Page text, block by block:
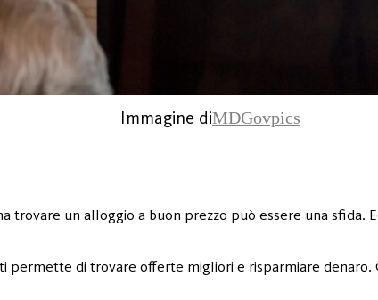
Immagine diMDGovpics
trovare un alloggio a buon prezzo può essere una sfida.
permette di trovare offerte migliori e risparmiare denaro.